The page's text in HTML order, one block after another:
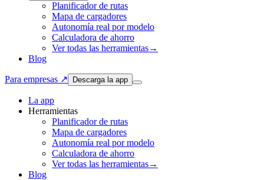
Planificador de rutas
Mapa de cargadores
Autonomía real por modelo
Calculadora de ahorro
Ver todas las herramientas→
Blog
Para empresas ↗ Descarga la app
La app
Herramientas
Planificador de rutas
Mapa de cargadores
Autonomía real por modelo
Calculadora de ahorro
Ver todas las herramientas→
Blog